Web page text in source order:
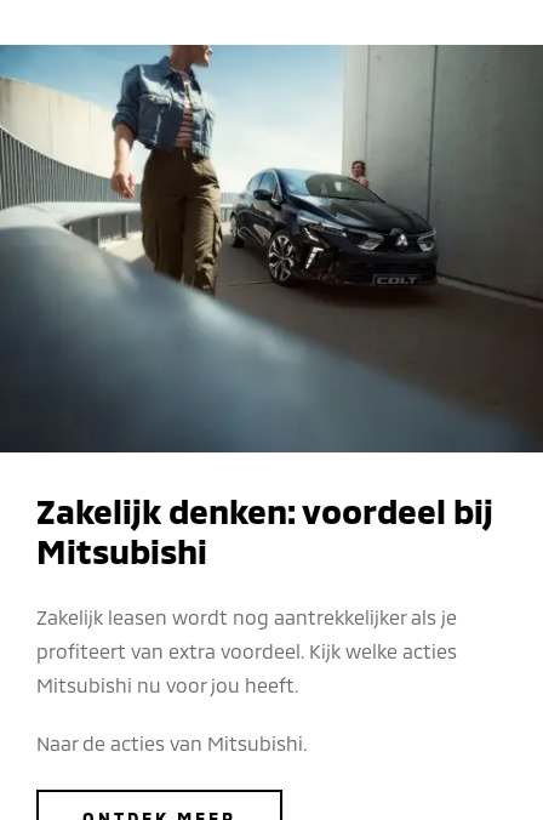
Zakelijk denken: voordeel bij
Mitsubishi
Zakelijk leasen wordt nog aantrekkelijker als je
profiteert van extra voordeel. Kijk welke acties
Mitsubishi nu voor jou heeft.
Naar de acties van Mitsubishi.